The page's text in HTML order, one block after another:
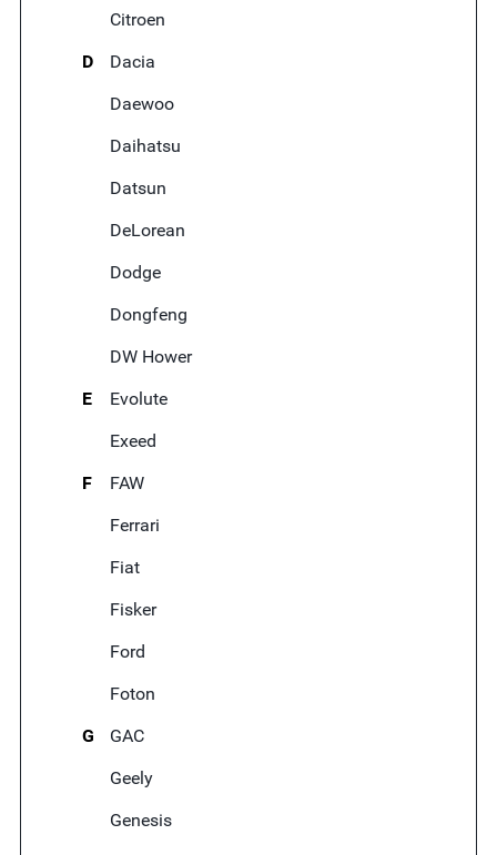
Citroen
D
Dacia
Daewoo
Daihatsu
Datsun
DeLorean
Dodge
Dongfeng
DW Hower
E
Evolute
Exeed
F
FAW
Ferrari
Fiat
Fisker
Ford
Foton
G
GAC
Geely
Genesis